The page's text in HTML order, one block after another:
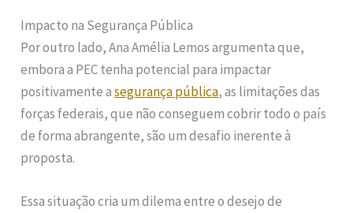
Impacto na Segurança Pública
Por outro lado, Ana Amélia Lemos argumenta que,
embora a PEC tenha potencial para impactar
positivamente asegurança pública, as limitações das
forças federais, que não conseguem cobrir todo o país
de forma abrangente, são um desafio inerente à
proposta.
Essa situação cria um dilema entre o desejo de